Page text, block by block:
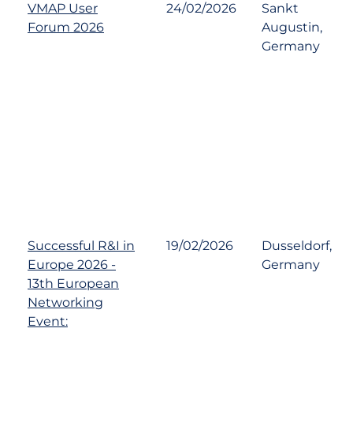
VMAP User
Forum 2026
24/02/2026
Sankt
Augustin,
Germany
Successful R&I in
Europe 2026 -
13th European
Networking
Event:
19/02/2026
Dusseldorf,
Germany